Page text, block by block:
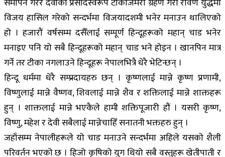
विजय हासिल गरेको सन्दर्भमा विजयादशमी भनेर मनाउन थालिएको
हो । हजारौं वर्षसम्म दसैँलाई सम्पूर्ण हिन्दूहरूको महान् चाड भनेर
मनाइए पनि यो सबै हिन्दूहरूको महान् चाड भने होइन । खानपिन मात्र
गर्ने तर टीका नगलाउने हिन्दूहरू नेपालभित्रै धेरै भेटिन्छन् ।
हिन्दू धर्ममा धेरै सम्प्रदायहरु छन् । कृष्णलाई मान्ने कृष्ण प्रणामी,
विष्णुलाई मान्ने वैष्णव, शिवलाई मान्ने शैव र शक्तिलाई मान्ने शाक्तहरू
हुन् । शाक्तलाई मान्ने भएकैले हामी शक्तिपूजारी हौं । यसरी कृष्ण,
विष्णु, महेश र देवी सबैलाई मान्नेचाहिँ सनातनी भक्तहरु हुन् ।
जहाँसम्म नेपालीहरूले यो चाड मनाउने सन्दर्भमा अहिले यसको शैली
परिवर्तन भएको छ । हिजो कृषिको युग थियो सबै वस्तुहरू खेतीपाती र